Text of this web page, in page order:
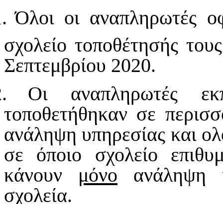
Όλοι οι αναπληρωτές
σχολείο τοποθέτησής
Σεπτεμβρίου 2020.
Οι αναπληρωτές
τοποθετήθηκαν σε
ανάληψη υπηρεσίας και
σε όποιο σχολείο
κάνουν μόνο ανάληψη
σχολεία.